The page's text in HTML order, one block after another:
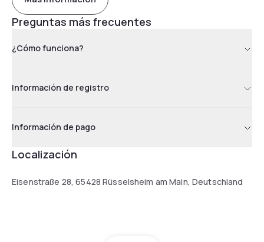
Preguntas más frecuentes
¿Cómo funciona?
Información de registro
Información de pago
Localización
Eisenstraße 28, 65428 Rüsselsheim am Main, Deutschland